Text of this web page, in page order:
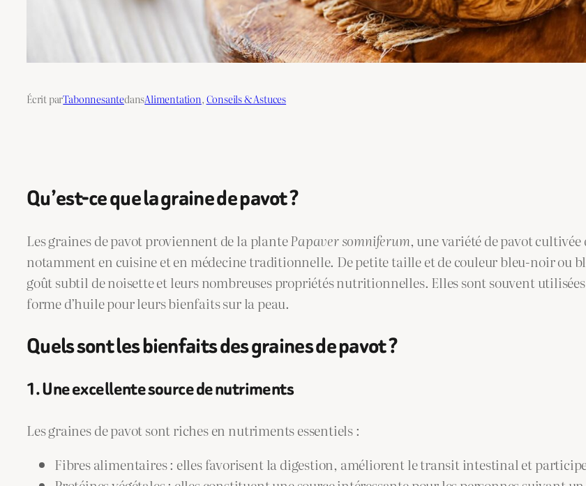
Écrit parTabonnesantedansAlimentation, Conseils & Astuces
Qu’est-ce que la graine de pavot ?
Les graines de pavot proviennent de la plantePapaver somniferum, une variété de pavot
notamment en cuisine et en médecine traditionnelle. De petite taille et de couleur bleu-noir ou
goût subtil de noisette et leurs nombreuses propriétés nutritionnelles. Elles sont souvent
forme d’huile pour leurs bienfaits sur la peau.
Quels sont les bienfaits des graines de pavot ?
1. Une excellente source de nutriments
Les graines de pavot sont riches en nutriments essentiels :
Fibres alimentaires : elles favorisent la digestion, améliorent le transit intestinal et